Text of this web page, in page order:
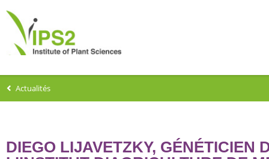
Actualités
DIEGO LIJAVETZKY, GÉNÉTICIEN